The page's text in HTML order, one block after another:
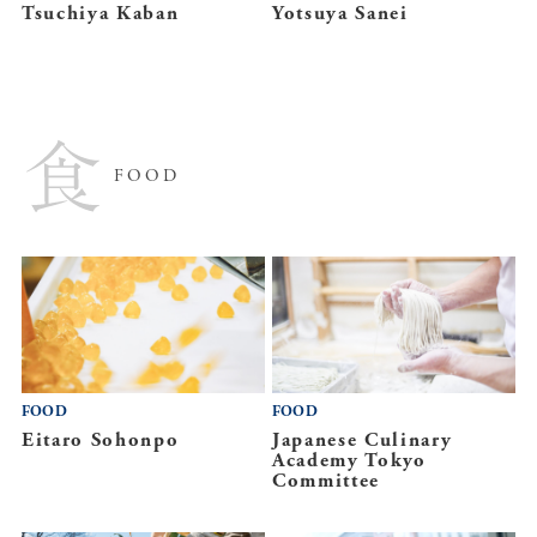
Tsuchiya Kaban Yotsuya Sanei
FOOD
Eitaro Sohonpo
FOOD
Japanese Culinary
Academy Tokyo
Committee
FOOD